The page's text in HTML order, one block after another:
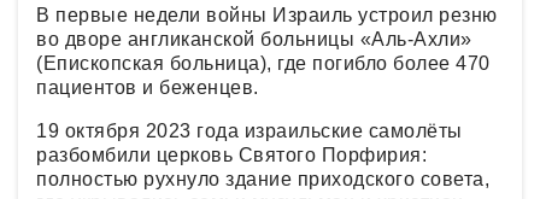
В первые недели войны Израиль устроил резню
во дворе англиканской больницы «Аль-Ахли»
(Епископская больница), где погибло более 470
пациентов и беженцев.
19 октября 2023 года израильские самолёты
разбомбили церковь Святого Порфирия:
полностью рухнуло здание приходского совета,